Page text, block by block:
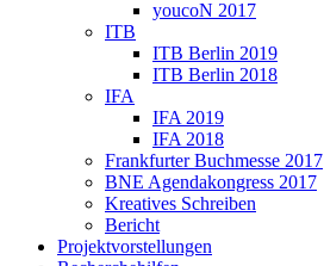
youcoN 2017
ITB
ITB Berlin 2019
ITB Berlin 2018
IFA
IFA 2019
IFA 2018
Frankfurter Buchmesse 2017
BNE Agendakongress 2017
Kreatives Schreiben
Bericht
Projektvorstellungen